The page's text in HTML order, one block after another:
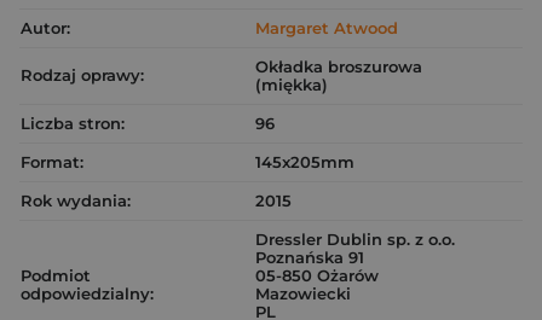
Autor:
Margaret Atwood
Rodzaj oprawy:
Okładka broszurowa
(miękka)
Liczba stron:
96
Format:
145x205mm
Rok wydania:
2015
Podmiot
odpowiedzialny:
Dressler Dublin sp. z o.o.
Poznańska 91
05-850 Ożarów
Mazowiecki
PL